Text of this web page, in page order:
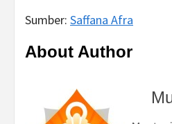
Sumber: Saffana Afra
About Author